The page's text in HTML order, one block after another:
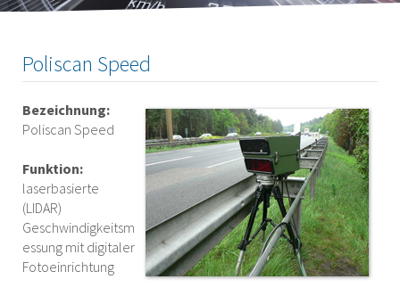
Poliscan Speed
Bezeichnung:
Poliscan Speed
Funktion:
laserbasierte
(LIDAR)
Geschwindigkeitsm
essung mit digitaler
Fotoeinrichtung